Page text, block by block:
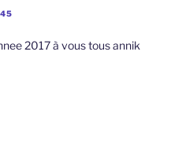
2017 à vous tous annik